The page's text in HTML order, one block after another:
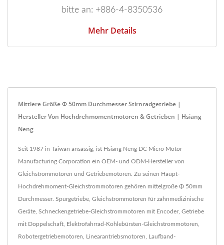
bitte an: +886-4-8350536
Mehr Details
Mittlere Größe Φ 50mm Durchmesser Stirnradgetriebe |
Hersteller Von Hochdrehmomentmotoren & Getrieben | Hsiang
Neng
Seit 1987 in Taiwan ansässig, ist Hsiang Neng DC Micro Motor
Manufacturing Corporation ein OEM- und ODM-Hersteller von
Gleichstrommotoren und Getriebemotoren. Zu seinen Haupt-
Hochdrehmoment-Gleichstrommotoren gehören mittelgroße Φ 50mm
Durchmesser. Spurgetriebe, Gleichstrommotoren für zahnmedizinische
Geräte, Schneckengetriebe-Gleichstrommotoren mit Encoder, Getriebe
mit Doppelschaft, Elektrofahrrad-Kohlebürsten-Gleichstrommotoren,
Robotergetriebemotoren, Linearantriebsmotoren, Laufband-